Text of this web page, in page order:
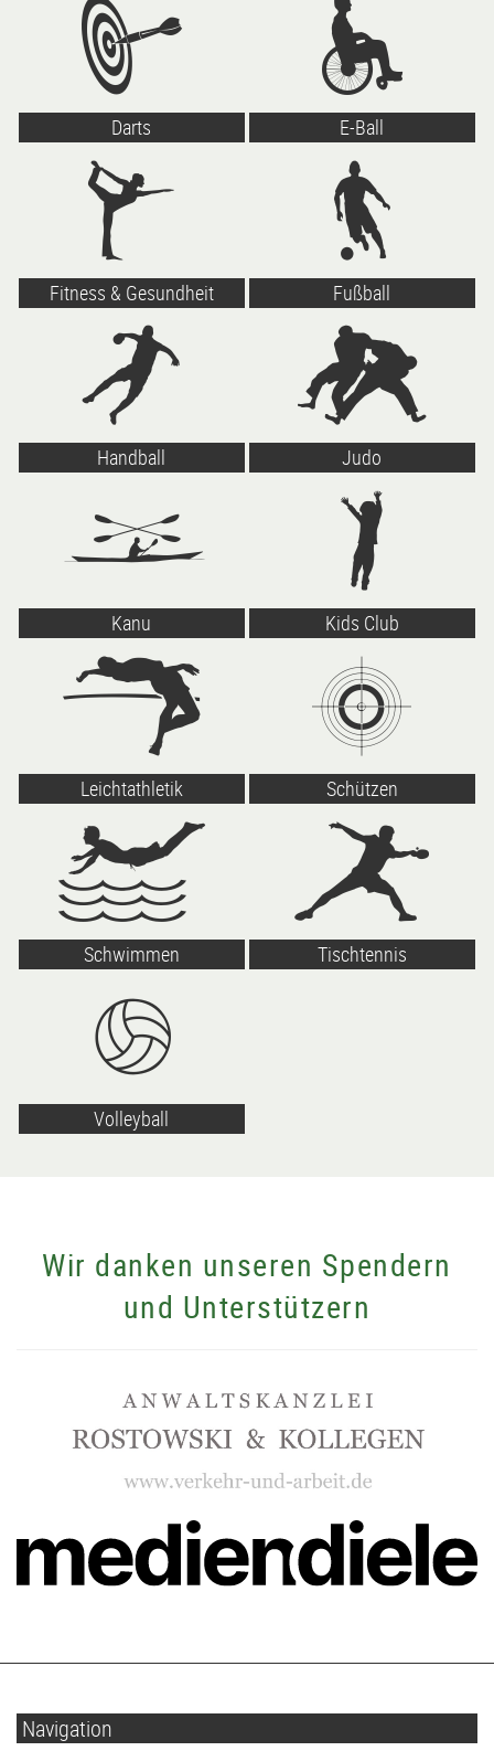
Darts E-Ball
Fitness & Gesundheit Fußball
Handball Judo
Kanu Kids Club
Leichtathletik Schützen
Schwimmen Tischtennis
Volleyball
Wir danken unseren Spendern
und Unterstützern
Navigation